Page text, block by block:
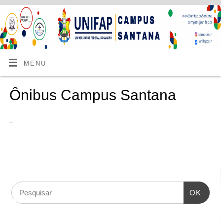
MENU
Ônibus Campus Santana
–
OK